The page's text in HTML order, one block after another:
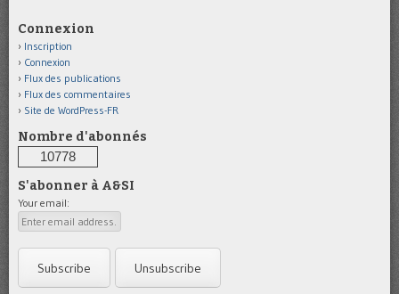
Connexion
Inscription
Connexion
Flux des publications
Flux des commentaires
Site de WordPress-FR
Nombre d'abonnés
10778
S'abonner à A&SI
Your email: